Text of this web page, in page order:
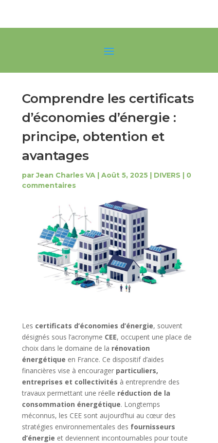
Comprendre les certificats
d’économies d’énergie :
principe, obtention et
avantages
parJean Charles VA| Août 5, 2025| DIVERS | 0
commentaires
Les certificats d’économies d’énergie, souvent
désignés sous l’acronyme CEE, occupent une place de
choix dans le domaine de la rénovation
énergétique en France. Ce dispositif d’aides
financières vise à encourager particuliers,
entreprises et collectivités à entreprendre des
travaux permettant une réelle réduction de la
consommation énergétique. Longtemps
méconnus, les CEE sont aujourd’hui au cœur des
stratégies environnementales des fournisseurs
d’énergie et deviennent incontournables pour toute